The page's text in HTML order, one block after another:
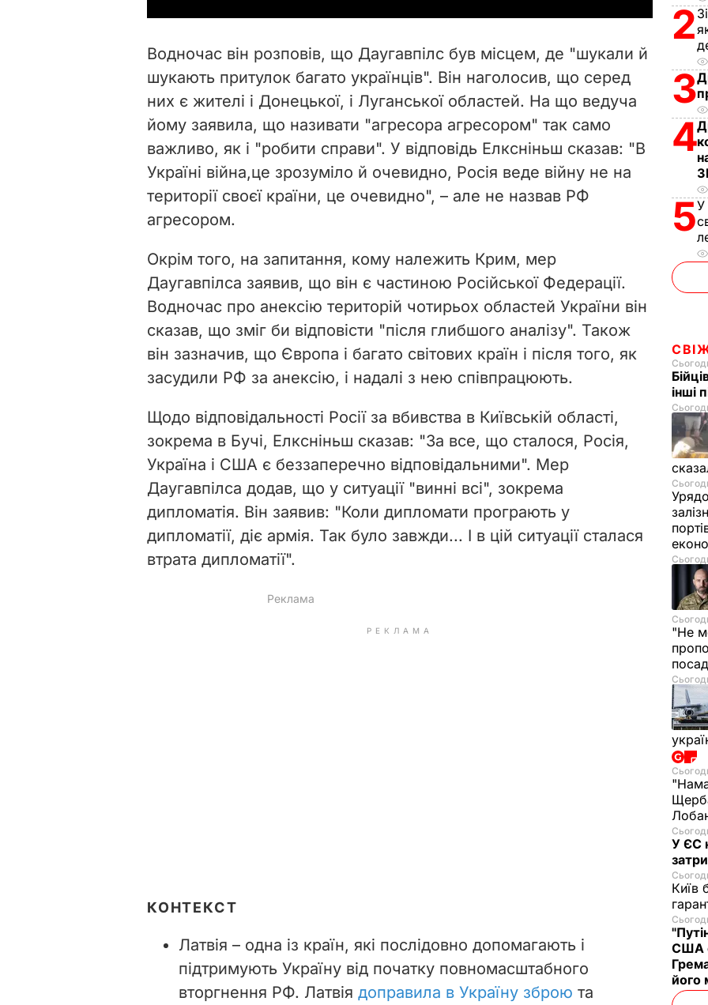
i
d
e
o
Водночас він розповів, що Даугавпілс був місцем, де "шукали й
шукають притулок багато українців". Він наголосив, що серед
них є жителі і Донецької, і Луганської областей. На що ведуча
йому заявила, що називати "агресора агресором" так само
важливо, як і "робити справи". У відповідь Елксніньш сказав: "В
Україні війна,це зрозуміло й очевидно, Росія веде війну не на
території своєї країни, це очевидно", – але не назвав РФ
агресором.
Окрім того, на запитання, кому належить Крим, мер
Даугавпілса заявив, що він є частиною Російської Федерації.
Водночас про анексію територій чотирьох областей України він
сказав, що зміг би відповісти "після глибшого аналізу". Також
він зазначив, що Європа і багато світових країн і після того, як
засудили РФ за анексію, і надалі з нею співпрацюють.
Щодо відповідальності Росії за вбивства в Київській області,
зокрема в Бучі, Елксніньш сказав: "За все, що сталося, Росія,
Україна і США є беззаперечно відповідальними". Мер
Даугавпілса додав, що у ситуації "винні всі", зокрема
дипломатія. Він заявив: "Коли дипломати програють у
дипломатії, діє армія. Так було завжди... І в цій ситуації сталася
втрата дипломатії".
РЕКЛАМА
КОНТЕКСТ
Латвія – одна із країн, які послідовно допомагають і
підтримують Україну від початку повномасштабного
вторгнення РФ. Латвія доправила в Україну зброю та
2
3
4
5У
інші
"Не
У ЄС
Київ
США
його